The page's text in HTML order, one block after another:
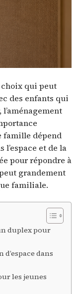
qui peut
des enfants qui
famille dépend
et de la
pour répondre à
grandement
familiale.
duplex pour
dans
les jeunes